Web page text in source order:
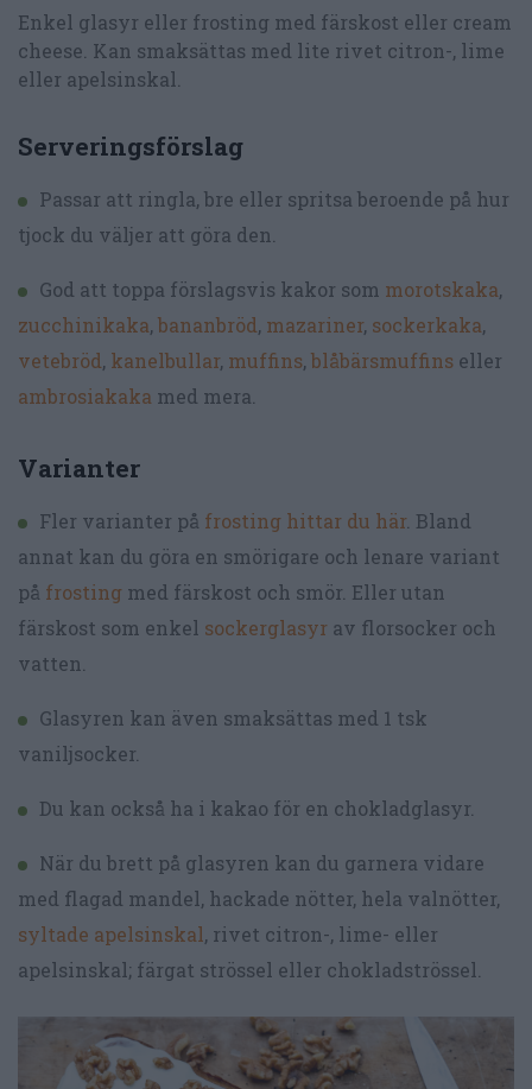
Enkel glasyr eller frosting med färskost eller cream
cheese. Kan smaksättas med lite rivet citron-, lime
eller apelsinskal.
Serveringsförslag
Passar att ringla, bre eller spritsa beroende på hur
tjock du väljer att göra den.
God att toppa förslagsvis kakor som morotskaka,
zucchinikaka, bananbröd, mazariner, sockerkaka,
vetebröd, kanelbullar, muffins, blåbärsmuffins eller
ambrosiakaka med mera.
Varianter
Fler varianter på frosting hittar du här. Bland
annat kan du göra en smörigare och lenare variant
på frosting med färskost och smör. Eller utan
färskost som enkel sockerglasyr av florsocker och
vatten.
Glasyren kan även smaksättas med 1 tsk
vaniljsocker.
Du kan också ha i kakao för en chokladglasyr.
När du brett på glasyren kan du garnera vidare
med flagad mandel, hackade nötter, hela valnötter,
syltade apelsinskal, rivet citron-, lime- eller
apelsinskal; färgat strössel eller chokladströssel.